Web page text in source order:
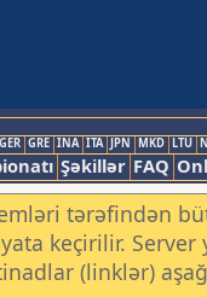
GER GRE INA ITA JPN MKD LTU
Şəkillər FAQ
tərəfindən
keçirilir.
(linklər)